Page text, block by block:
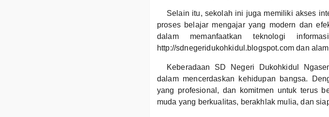
Selain itu, sekolah ini juga memiliki akses
proses belajar mengajar yang modern dan
dalam memanfaatkan teknologi
http://sdnegeridukohkidul.blogspot.com dan
Keberadaan SD Negeri Dukohkidul
dalam mencerdaskan kehidupan bangsa.
yang profesional, dan komitmen untuk terus
muda yang berkualitas, berakhlak mulia, dan